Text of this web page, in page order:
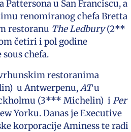
u San Franciscu, a
renomiranog chefa Bretta
restoranu The Ledbury(2**
četiri i pol godine
chefa.
restoranima
u Antwerpenu,ATu
(3*** Michelin) i Per
Yorku. Danas je Executive
korporacije Aminess te radi